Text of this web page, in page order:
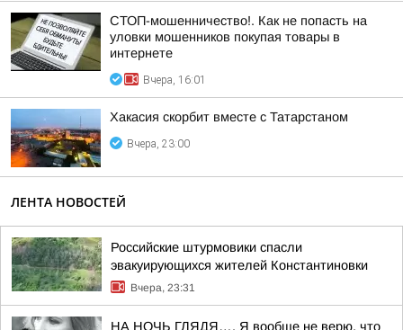
СТОП-мошенничество!. Как не попасть на
уловки мошенников покупая товары в
интернете
Вчера, 16:01
Хакасия скорбит вместе с Татарстаном
Вчера, 23:00
ЛЕНТА НОВОСТЕЙ
Российские штурмовики спасли
эвакуирующихся жителей Константиновки
Вчера, 23:31
НА НОЧЬ ГЛЯДЯ…. Я вообще не верю, что